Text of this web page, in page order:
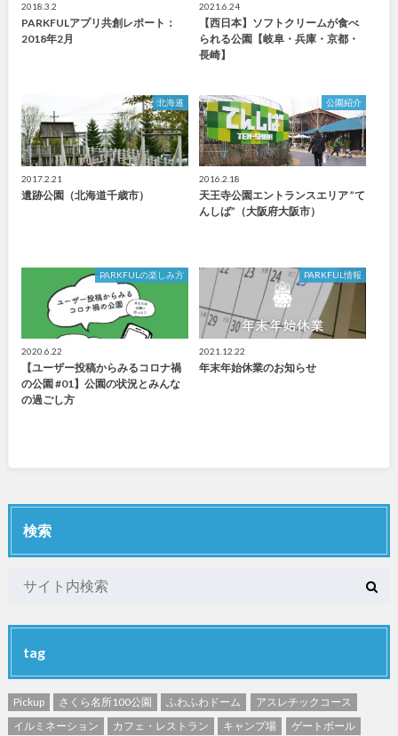
2018.3.2
PARKFULアプリ共創レポート：
2018年2月
2021.6.24
【西日本】ソフトクリームが食べ
られる公園【岐阜・兵庫・京都・
長崎】
北海道
2017.2.21
遺跡公園（北海道千歳市）
公園紹介
2016.2.18
天王寺公園エントランスエリア ”て
んしば”（大阪府大阪市）
PARKFULの楽しみ方
2020.6.22
【ユーザー投稿からみるコロナ禍
の公園 #01】公園の状況とみんな
の過ごし方
PARKFUL情報
2021.12.22
年末年始休業のお知らせ
検索
tag
Pickup さくら名所100公園 ふわふわドーム
アスレチックコース
イルミネーション
カフェ・レストラン キャンプ場 ゲートボール